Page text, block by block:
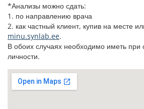
*Анализы можно сдать:
1. по направлению врача
2. как частный клиент, купив на месте
minu.synlab.ee.
В обоих случаях необходимо иметь при
личности.